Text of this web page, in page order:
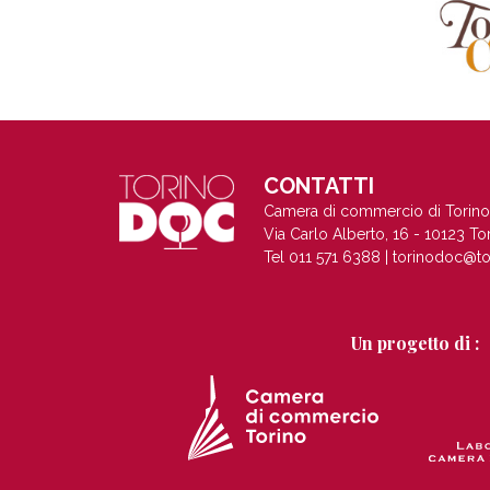
CONTATTI
Camera di commercio di Torino
Via Carlo Alberto, 16 - 10123
Tel 011 571 6388 |
Un progetto di :